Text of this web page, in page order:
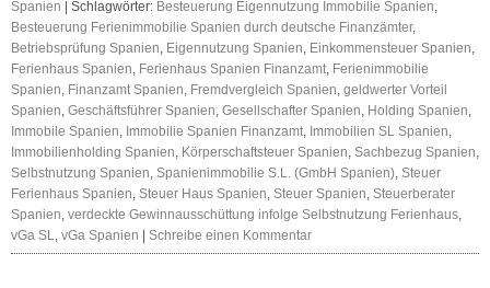
Spanien | Schlagwörter: Besteuerung Eigennutzung Immobilie Spanien,
Besteuerung Ferienimmobilie Spanien durch deutsche Finanzämter,
Betriebsprüfung Spanien, Eigennutzung Spanien, Einkommensteuer Spanien,
Ferienhaus Spanien, Ferienhaus Spanien Finanzamt, Ferienimmobilie
Spanien, Finanzamt Spanien, Fremdvergleich Spanien, geldwerter Vorteil
Spanien, Geschäftsführer Spanien, Gesellschafter Spanien, Holding Spanien,
Immobile Spanien, Immobilie Spanien Finanzamt, Immobilien SL Spanien,
Immobilienholding Spanien, Körperschaftsteuer Spanien, Sachbezug Spanien,
Selbstnutzung Spanien, Spanienimmobilie S.L. (GmbH Spanien), Steuer
Ferienhaus Spanien, Steuer Haus Spanien, Steuer Spanien, Steuerberater
Spanien, verdeckte Gewinnausschüttung infolge Selbstnutzung Ferienhaus,
vGa SL, vGa Spanien Schreibe einen Kommentar